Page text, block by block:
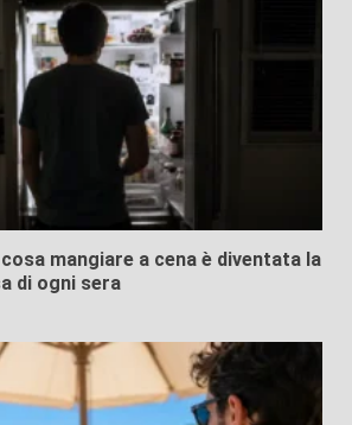
mangiare a cena è diventata la
di ogni sera